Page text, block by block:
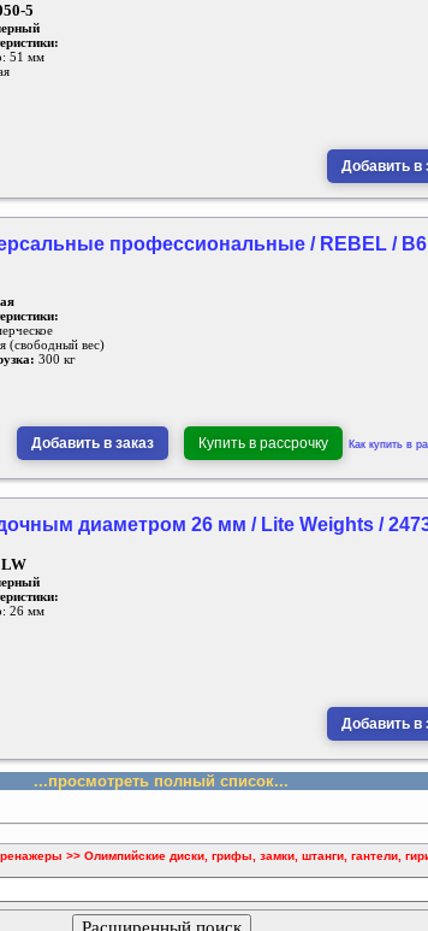
5
51 мм
Добавить в
профессиональные / REBEL / B6
(свободный вес)
300 кг
Добавить в заказ Купить в рассрочку Как купить в
диаметром 26 мм / Lite Weights /
26 мм
Добавить в
...просмотреть полный список...
>> Олимпийские диски, грифы, замки, штанги, гантели,